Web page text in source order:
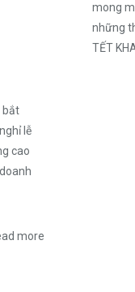
bắt
lễ
cao
more
mong
những
TẾT